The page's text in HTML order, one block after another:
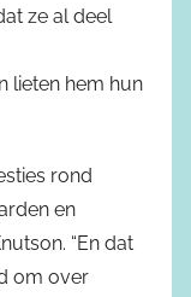
ze al deel
lieten hem hun
rond
en
“En dat
om over